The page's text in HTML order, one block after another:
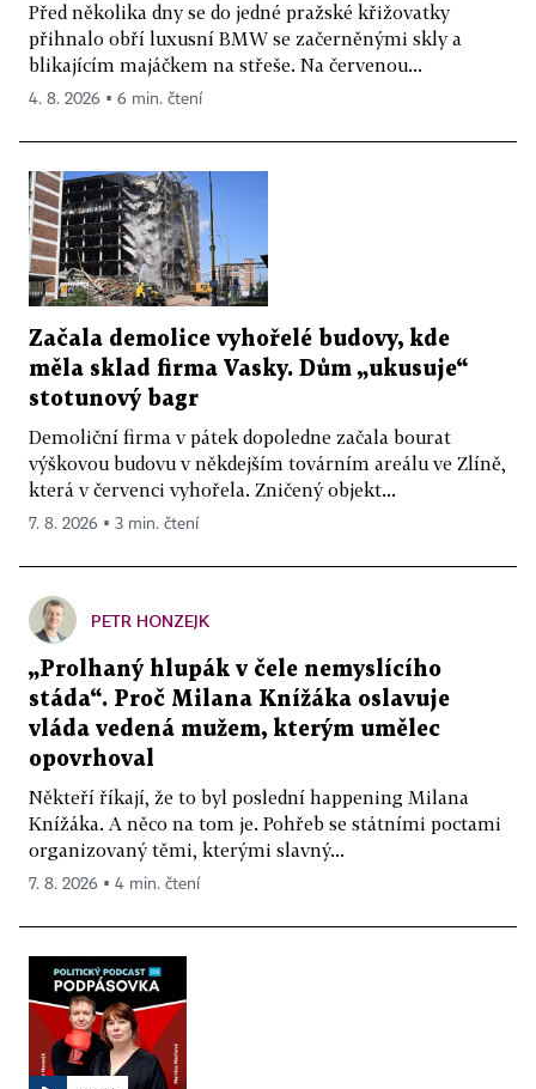
Před několika dny se do jedné pražské křižovatky
přihnalo obří luxusní BMW se začerněnými skly a
blikajícím majáčkem na střeše. Na červenou...
4. 8. 2026 ▪ 6 min. čtení
Začala demolice vyhořelé budovy, kde
měla sklad firma Vasky. Dům „ukusuje“
stotunový bagr
Demoliční firma v pátek dopoledne začala bourat
výškovou budovu v někdejším továrním areálu ve Zlíně,
která v červenci vyhořela. Zničený objekt...
7. 8. 2026 ▪ 3 min. čtení
PETR HONZEJK
„Prolhaný hlupák v čele nemyslícího
stáda“. Proč Milana Knížáka oslavuje
vláda vedená mužem, kterým umělec
opovrhoval
Někteří říkají, že to byl poslední happening Milana
Knížáka. A něco na tom je. Pohřeb se státními poctami
organizovaný těmi, kterými slavný...
7. 8. 2026 ▪ 4 min. čtení